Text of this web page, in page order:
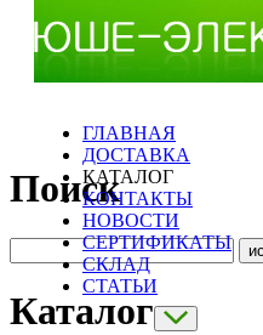
ГЛАВНАЯ
ДОСТАВКА
КАТАЛОГ
КОНТАКТЫ
НОВОСТИ
СЕРТИФИКАТЫ
СКЛАД
СТАТЬИ
Поиск
Каталог